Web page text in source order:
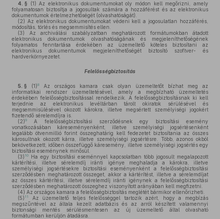
4. § (1) Az elektronikus dokumentumokat oly módon kell megőrizni, amely
folyamatosan biztosítja a jogosultak számára a hozzáférést és az elektronikus
dokumentumok értelmezhetőségét (olvashatóságát).
(2) Az elektronikus dokumentumokat védeni kell a jogosulatlan hozzáférés,
módosítás, törlés és megsemmisítés ellen.
(3) Az archiválási szabályzatban meghatározott formátumokban átadott
elektronikus dokumentumok olvashatóságának és megjeleníthetőségének
folyamatos fenntartása érdekében az üzemeltető köteles biztosítani az
elektronikus dokumentumok megjeleníthetőségét biztosító szoftver- és
hardverkörnyezetet.
Felelősségbiztosítás
5. § (1)8
Az országos kamara csak olyan üzemeltetőt bízhat meg az
informatikai rendszer üzemeltetésével, amely a megbízható üzemeltetés
érdekében felelősségbiztosítással rendelkezik. A felelősségbiztosításnak ki kell
terjednie az elektronikus levéltárban tárolt okiratok sérülésével és
megsemmisülésével okozott károkra, illetve megsértett személyiségi jogokért
fizetendő sérelemdíjra is.
(2)9
A felelősségbiztosítási szerződésnek egy biztosítási esemény
vonatkozásában káreseményenként, illetve személyiségi jogsértésenként
legalább ötvenmillió forint összeghatárig kell fedezetet biztosítania az összes
károsultnak okozott kárra, illetve személyiségi jogsértésre. Több, azonos okból
bekövetkezett, időben összefüggő káresemény, illetve személyiségi jogsértés egy
biztosítási eseménynek minősül.
(3) 10
Ha egy biztosítási eseménnyel kapcsolatban több jogosult megalapozott
kártérítési, illetve sérelemdíj iránti igénye meghaladja a károkra, illetve
személyiségi jogsértésekre biztosítási eseményenként a felelősségbiztosítási
szerződésben meghatározott összeget, akkor a kártérítést, illetve a sérelemdíjat
az összes kártérítési, illetve sérelemdíj iránti igénynek a felelősségbiztosítási
szerződésben meghatározott összeghez viszonyított arányában kell megfizetni.
(4) Az országos kamara a felelősségbiztosítás meglétét bármikor ellenőrizheti.
(5) 11
Az üzemeltető teljes felelősséggel tartozik azért, hogy a megbízás
megszűntével az általa kezelt adatbázis és az arról készített valamennyi
biztonsági mentés sérülésmentesen az új üzemeltető által olvasható
formátumban kerüljön átadásra.